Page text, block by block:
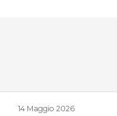
14 Maggio 2026